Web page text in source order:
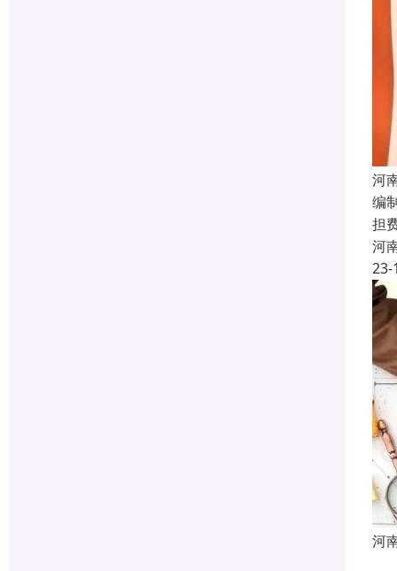
河
编
担
河
23-
河